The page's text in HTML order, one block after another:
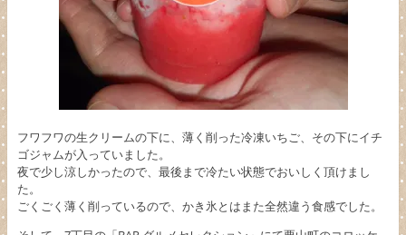
フワフワの生クリームの下に、薄く削った冷凍いちご、その下にイチ
ゴジャムが入っていました。
夜で少し涼しかったので、最後まで冷たい状態でおいしく頂けまし
た。
ごくごく薄く削っているので、かき氷とはまた全然違う食感でした。